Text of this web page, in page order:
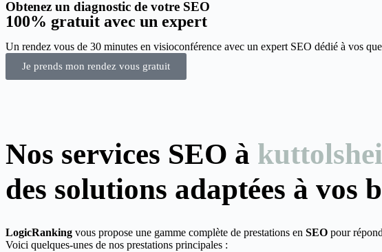
Obtenez un diagnostic de votre SEO
100% gratuit avec un expert
Un rendez vous de 30 minutes en visioconférence avec un expert SEO dédié à vos
Je prends mon rendez vous gratuit
Nos services SEO à
des solutions adaptées à vos
LogicRanking vous propose une gamme complète de prestations en SEO pour
Voici quelques-unes de nos prestations principales :